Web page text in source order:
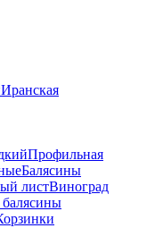
Иранская
Профильная
Балясины
листВиноград